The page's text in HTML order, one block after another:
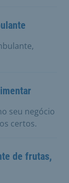
seu negócio
certos.
de frutas,